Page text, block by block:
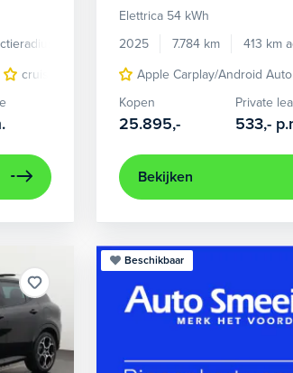
Elektrisch
cruise control adaptief LED koplampen
Elettrica 54 kWh
2025
7.784 km 413 km
Apple Carplay/Android Auto
Kopen
25.895,-
Private
533,-
Bekijken
Beschikbaar